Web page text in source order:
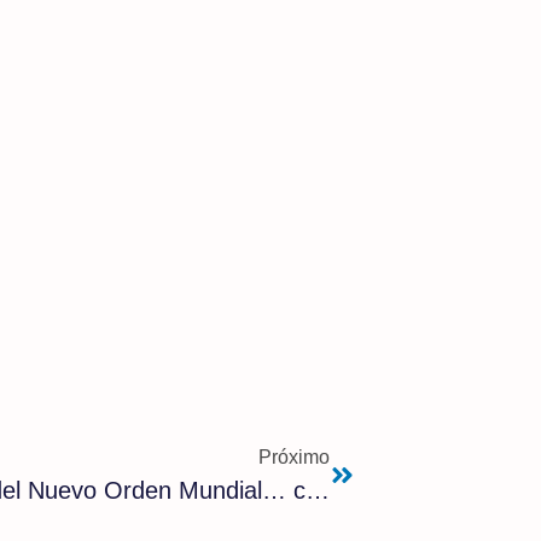
Próximo
Legalizar la pederastia: objetivo del Nuevo Orden Mundial… cada vez más cercano